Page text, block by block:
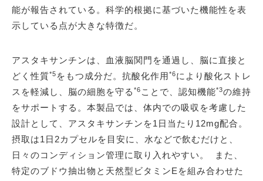
能が報告されている。科学的根拠に基づいた機能性を表
示している点が大きな特徴だ。
アスタキサンチンは、血液脳関門を通過し、脳に直接と
どく性質*5 をもつ成分だ。抗酸化作用*6により酸化ストレ
スを軽減し、脳の細胞を守る *6 ことで、認知機能*3の維持
をサポートする。本製品では、体内での吸収を考慮した
設計として、アスタキサンチンを1日当たり12mg配合。
摂取は1日2カプセルを目安に、水などで飲むだけと、
日々のコンディション管理に取り入れやすい。 また、
特定のブドウ抽出物と天然型ビタミンEを組み合わせた